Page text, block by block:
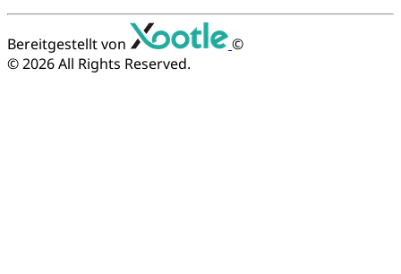
Bereitgestellt von
©
© 2026All Rights Reserved.